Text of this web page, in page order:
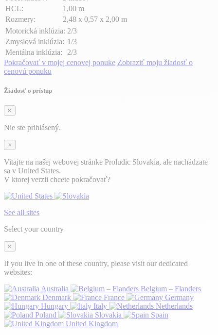
HCL:
1,00 m
Rozmery:
2,48 x 0,57 x 2,00 m
Motorická inklúzia: 2/3
Zmyslová inklúzia: 1/3
Mentálna inklúzia:
2/3
Pokračovať v mojej cenovej ponuke Zobraziť moju žiadosť o
cenovú ponuku
Žiadosť o prístup
×
Nie ste prihlásený.
×
Vitajte na našej webovej stránke Proludic Slovakia, ale nachádzate
sa v United States.
V ktorej verzii chcete pokračovať?
See all sites
Select your country
×
If you live in one of these country, please visit our dedicated
websites:
Australia
Belgium – Flanders
Denmark
France
Germany
Hungary
Italy
Netherlands
Poland
Slovakia
Spain
United Kingdom